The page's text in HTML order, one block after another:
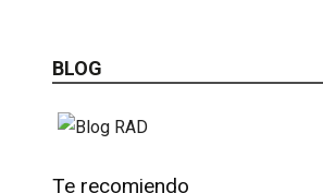
BLOG
Te recomiendo